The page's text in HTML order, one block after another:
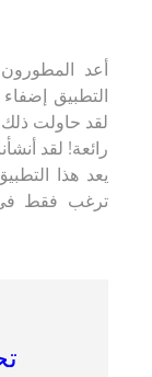
أعد
التطبيق إضفاء
لقد حاولت
رائعة! لقد
يعد هذا
ترغب فقط